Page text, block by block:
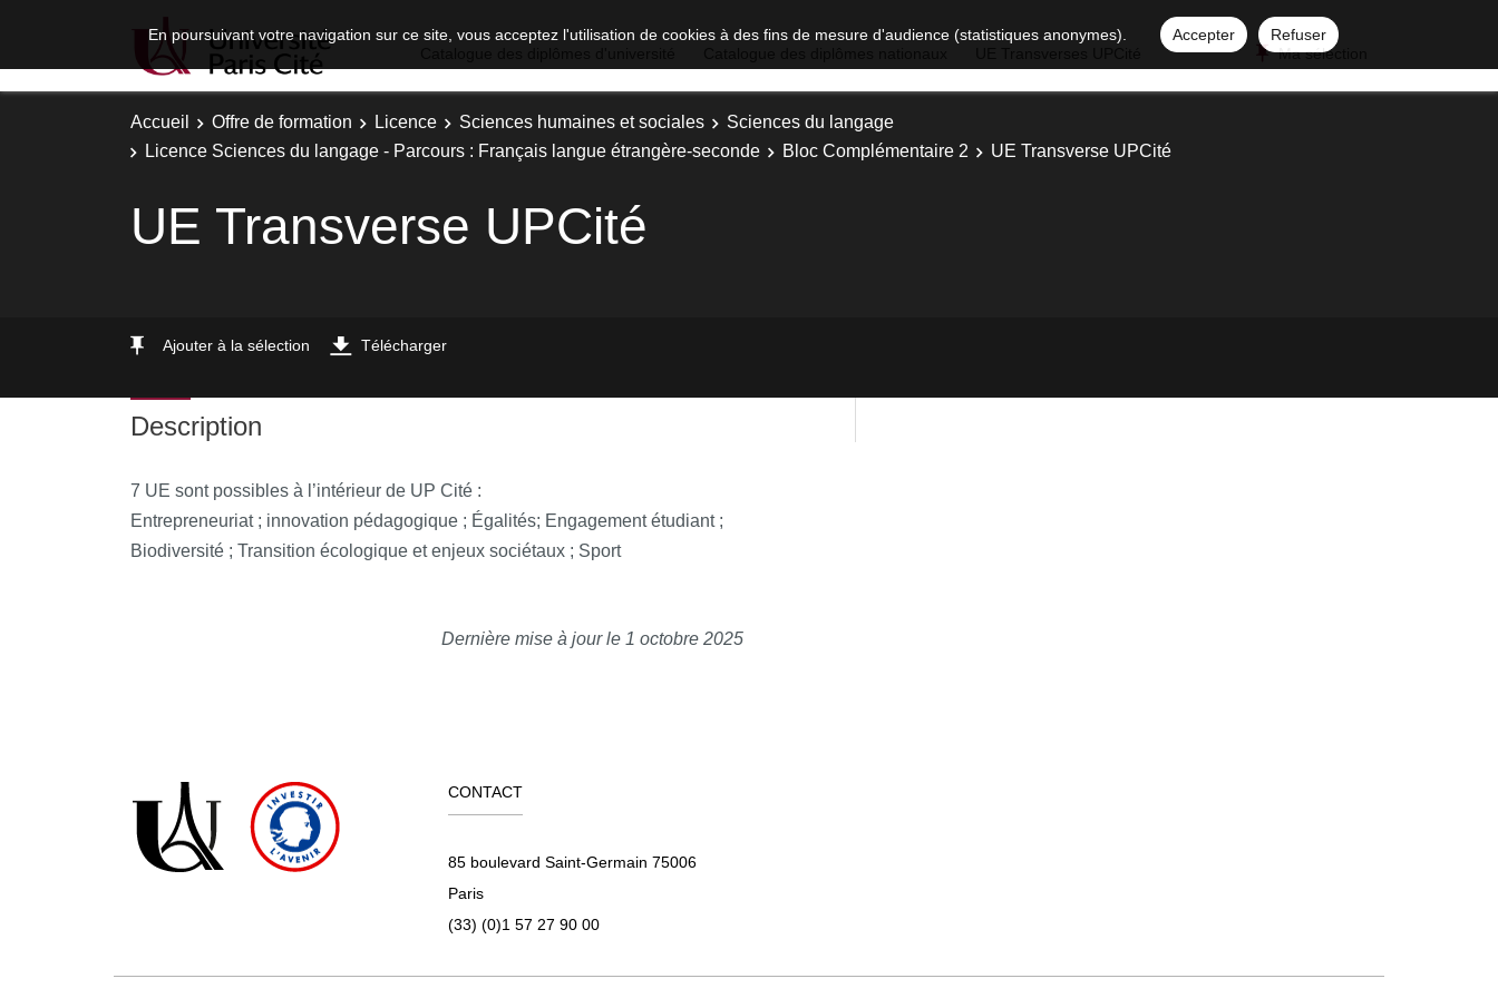
En poursuivant votre navigation sur ce site, vous acceptez l'utilisation de cookies à des fins de mesure d'audience (statistiques anonymes). Accepter
Refuser
Ma sélection
Accueil Offre de formation Licence Sciences humaines et sociales
Sciences du langage
Licence Sciences du langage - Parcours : Français langue étrangère-seconde
Bloc Complémentaire 2 UE Transverse UPCité
UE Transverse UPCité
Ajouter à la sélection Télécharger
Description
7 UE sont possibles à l’intérieur de UP Cité :
Entrepreneuriat ; innovation pédagogique ; Égalités; Engagement étudiant ;
Biodiversité ; Transition écologique et enjeux sociétaux ; Sport
Dernière mise à jour le 1 octobre 2025
CONTACT
85 boulevard Saint-Germain 75006
Paris
(33) (0)1 57 27 90 00